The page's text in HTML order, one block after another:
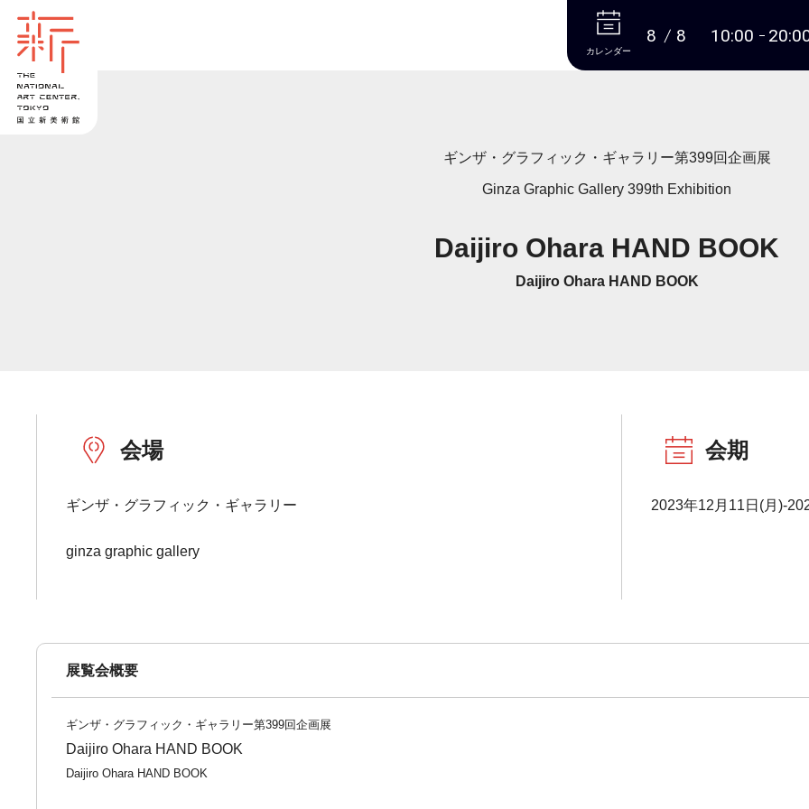
本文へ
カレンダー
8 8 10:00
ギンザ・グラフィック・ギャラリー第399回企画展
Ginza Graphic Gallery 399th Exhibition
Daijiro Ohara HAND BOOK
Daijiro Ohara HAND BOOK
会場
ギンザ・グラフィック・ギャラリー
ginza graphic gallery
会期
2023年12月11日(月)-
展覧会概要
ギンザ・グラフィック・ギャラリー第399回企画展
Daijiro Ohara HAND BOOK
Daijiro Ohara HAND BOOK